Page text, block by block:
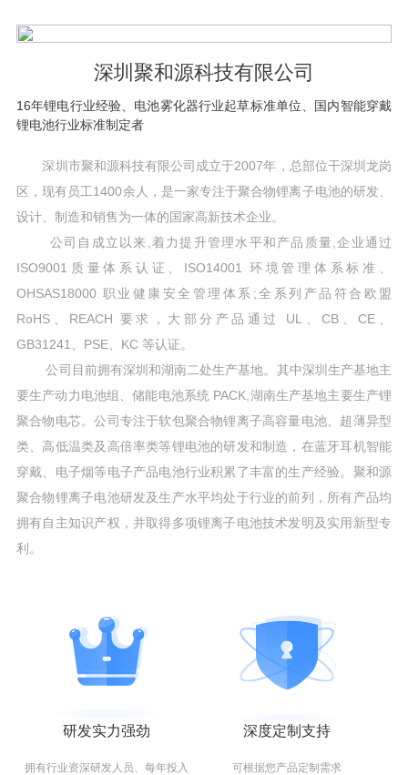
深圳聚和源科技有限公司
16年锂电行业经验、电池雾化器行业起草标准单位、国内智能穿戴
锂电池行业标准制定者
深圳市聚和源科技有限公司成立于2007年，总部位干深圳龙岗
区，现有员工1400余人，是一家专注于聚合物锂离子电池的研发、
设计、制造和销售为一体的国家高新技术企业。
公司自成立以来,着力提升管理水平和产品质量,企业通过
ISO9001质量体系认证、ISO14001 环境管理体系标准、
OHSAS18000 职业健康安全管理体系;全系列产品符合欧盟
RoHS、REACH 要求，大部分产品通过 UL、CB、CE、
GB31241、PSE、KC 等认证。
公司目前拥有深圳和湖南二处生产基地。其中深圳生产基地主
要生产动力电池组、储能电池系统 PACK,湖南生产基地主要生产锂
聚合物电芯。公司专注于软包聚合物锂离子高容量电池、超薄异型
类、高低温类及高倍率类等锂电池的研发和制造，在蓝牙耳机智能
穿戴、电子烟等电子产品电池行业积累了丰富的生产经验。聚和源
聚合物锂离子电池研发及生产水平均处于行业的前列，所有产品均
拥有自主知识产权，并取得多项锂离子电池技术发明及实用新型专
利。
研发实力强劲
拥有行业资深研发人员、每年投入
深度定制支持
可根据您产品定制需求